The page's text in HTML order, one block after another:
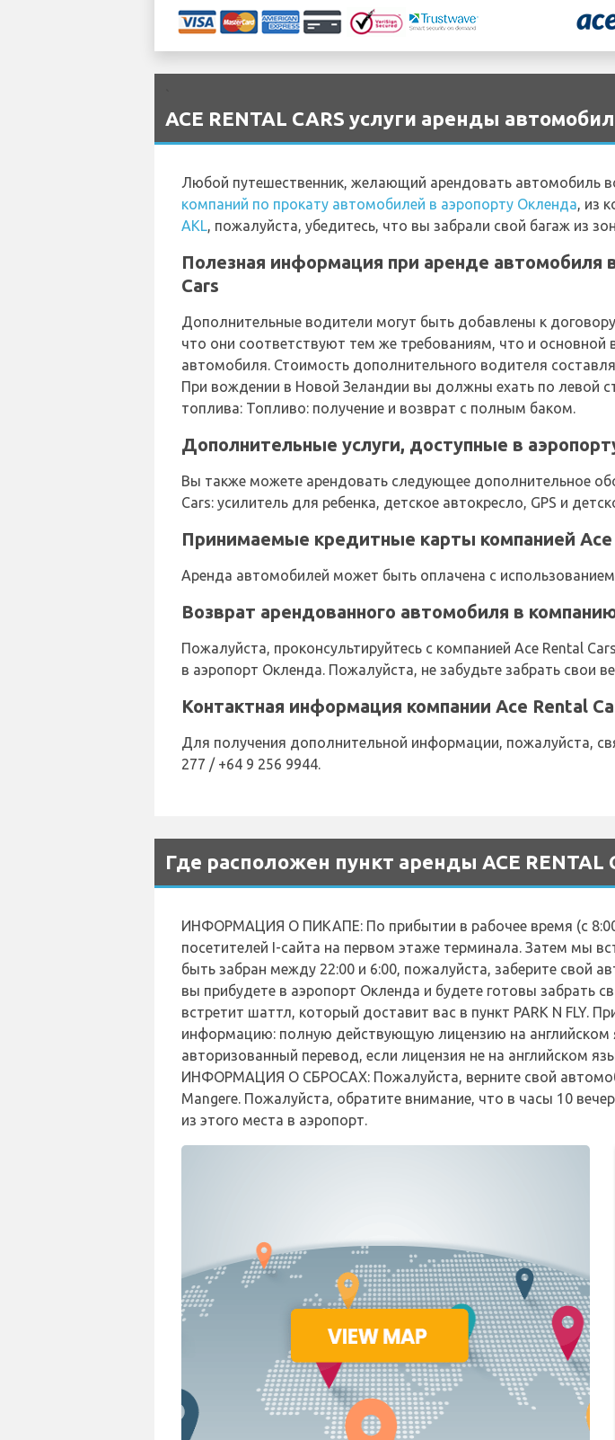
ACE RENTAL CARS услуги аренды
Любой путешественник, желающий арендовать автомобиль
компаний по прокату автомобилей в аэропорту Окленда, из
AKL, пожалуйста, убедитесь, что вы забрали свой багаж из
Полезная информация при аренде автомобиля
Cars
Дополнительные водители могут быть добавлены к
что они соответствуют тем же требованиям, что и основной
автомобиля. Стоимость дополнительного водителя
При вождении в Новой Зеландии вы должны ехать по левой
топлива: Топливо: получение и возврат с полным баком.
Дополнительные услуги, доступные в
Вы также можете арендовать следующее дополнительное
Cars: усилитель для ребенка, детское автокресло, GPS и
Принимаемые кредитные карты компанией Ace
Аренда автомобилей может быть оплачена с
Возврат арендованного автомобиля в
Пожалуйста, проконсультируйтесь с компанией Ace Rental
в аэропорт Окленда. Пожалуйста, не забудьте забрать свои
Контактная информация компании Ace Rental
Для получения дополнительной информации, пожалуйста,
277 / +64 9 256 9944.
Где расположен пункт аренды ACE RENTAL
ИНФОРМАЦИЯ О ПИКАПЕ: По прибытии в рабочее время (с
посетителей I-сайта на первом этаже терминала. Затем мы
быть забран между 22:00 и 6:00, пожалуйста, заберите свой
вы прибудете в аэропорт Окленда и будете готовы забрать
встретит шаттл, который доставит вас в пункт PARK N FLY.
информацию: полную действующую лицензию на английском
авторизованный перевод, если лицензия не на английском
ИНФОРМАЦИЯ О СБРОСАХ: Пожалуйста, верните свой
Mangere. Пожалуйста, обратите внимание, что в часы 10
из этого места в аэропорт.